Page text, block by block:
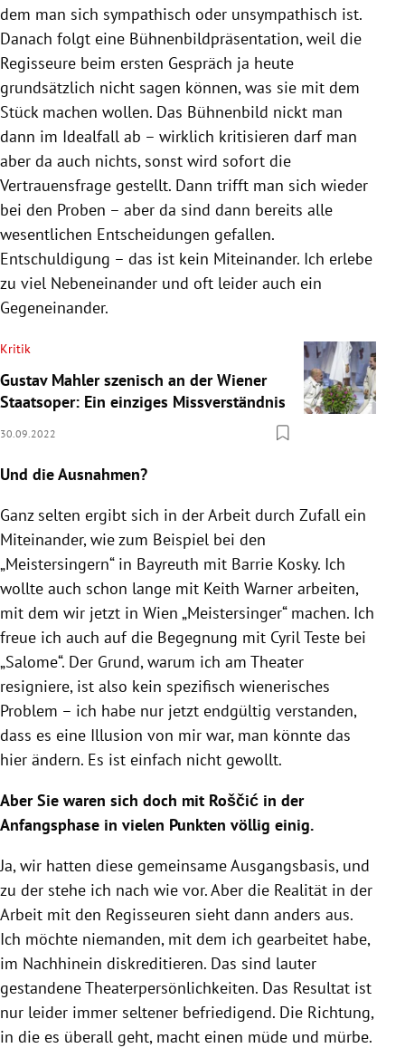
dem man sich sympathisch oder unsympathisch ist.
Danach folgt eine Bühnenbildpräsentation, weil die
Regisseure beim ersten Gespräch ja heute
grundsätzlich nicht sagen können, was sie mit dem
Stück machen wollen. Das Bühnenbild nickt man
dann im Idealfall ab – wirklich kritisieren darf man
aber da auch nichts, sonst wird sofort die
Vertrauensfrage gestellt. Dann trifft man sich wieder
bei den Proben – aber da sind dann bereits alle
wesentlichen Entscheidungen gefallen.
Entschuldigung – das ist kein Miteinander. Ich erlebe
zu viel Nebeneinander und oft leider auch ein
Gegeneinander.
Kritik
Gustav Mahler szenisch an der Wiener
Staatsoper: Ein einziges Missverständnis
30.09.2022
Und die Ausnahmen?
Ganz selten ergibt sich in der Arbeit durch Zufall ein
Miteinander, wie zum Beispiel bei den
„Meistersingern“ in Bayreuth mit Barrie Kosky. Ich
wollte auch schon lange mit Keith Warner arbeiten,
mit dem wir jetzt in Wien „Meistersinger“ machen. Ich
freue ich auch auf die Begegnung mit Cyril Teste bei
„Salome“. Der Grund, warum ich am Theater
resigniere, ist also kein spezifisch wienerisches
Problem – ich habe nur jetzt endgültig verstanden,
dass es eine Illusion von mir war, man könnte das
hier ändern. Es ist einfach nicht gewollt.
Aber Sie waren sich doch mit Roščić in der
Anfangsphase in vielen Punkten völlig einig.
Ja, wir hatten diese gemeinsame Ausgangsbasis, und
zu der stehe ich nach wie vor. Aber die Realität in der
Arbeit mit den Regisseuren sieht dann anders aus.
Ich möchte niemanden, mit dem ich gearbeitet habe,
im Nachhinein diskreditieren. Das sind lauter
gestandene Theaterpersönlichkeiten. Das Resultat ist
nur leider immer seltener befriedigend. Die Richtung,
in die es überall geht, macht einen müde und mürbe.